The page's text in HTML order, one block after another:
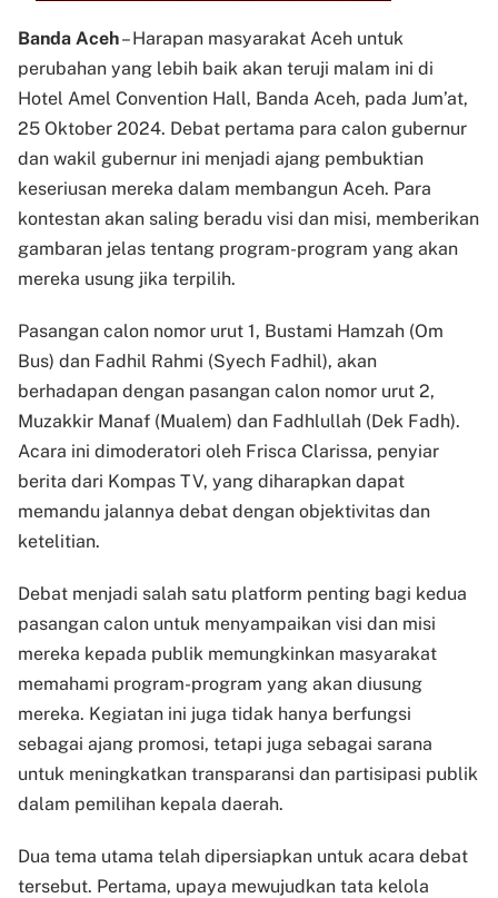
Banda Aceh– Harapan masyarakat Aceh untuk
perubahan yang lebih baik akan teruji malam ini di
Hotel Amel Convention Hall, Banda Aceh, pada Jum’at,
25 Oktober 2024. Debat pertama para calon gubernur
dan wakil gubernur ini menjadi ajang pembuktian
keseriusan mereka dalam membangun Aceh. Para
kontestan akan saling beradu visi dan misi, memberikan
gambaran jelas tentang program-program yang akan
mereka usung jika terpilih.
Pasangan calon nomor urut 1, Bustami Hamzah (Om
Bus) dan Fadhil Rahmi (Syech Fadhil), akan
berhadapan dengan pasangan calon nomor urut 2,
Muzakkir Manaf (Mualem) dan Fadhlullah (Dek Fadh).
Acara ini dimoderatori oleh Frisca Clarissa, penyiar
berita dari Kompas TV, yang diharapkan dapat
memandu jalannya debat dengan objektivitas dan
ketelitian.
Debat menjadi salah satu platform penting bagi kedua
pasangan calon untuk menyampaikan visi dan misi
mereka kepada publik memungkinkan masyarakat
memahami program-program yang akan diusung
mereka. Kegiatan ini juga tidak hanya berfungsi
sebagai ajang promosi, tetapi juga sebagai sarana
untuk meningkatkan transparansi dan partisipasi publik
dalam pemilihan kepala daerah.
Dua tema utama telah dipersiapkan untuk acara debat
tersebut. Pertama, upaya mewujudkan tata kelola